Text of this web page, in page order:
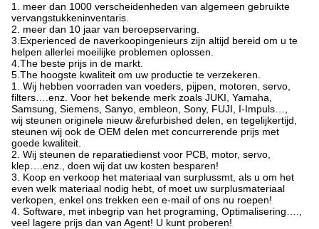
1. meer dan 1000 verscheidenheden van algemeen gebruikte
vervangstukkeninventaris.
2. meer dan 10 jaar van beroepservaring.
3.Experienced de naverkoopingenieurs zijn altijd bereid om u te
helpen allerlei moeilijke problemen oplossen.
4.The beste prijs in de markt.
5.The hoogste kwaliteit om uw productie te verzekeren.
1. Wij hebben voorraden van voeders, pijpen, motoren, servo,
filters….enz. Voor het bekende merk zoals JUKI, Yamaha,
Samsung, Siemens, Sanyo, embleon, Sony, FUJI, I-Impuls…,
wij steunen originele nieuw &refurbished delen, en tegelijkertijd,
steunen wij ook de OEM delen met concurrerende prijs met
goede kwaliteit.
2. Wij steunen de reparatiedienst voor PCB, motor, servo,
klep….enz., doen wij dat uw kosten besparen!
3. Koop en verkoop het materiaal van surplussmt, als u om het
even welk materiaal nodig hebt, of moet uw surplusmateriaal
verkopen, enkel ons trekken een e-mail of ons nu roepen!
4. Software, met inbegrip van het programing, Optimalisering….,
veel lagere prijs dan van Agent! U kunt proberen!